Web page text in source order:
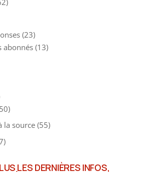
(23)
abonnés(13)
la source (55)